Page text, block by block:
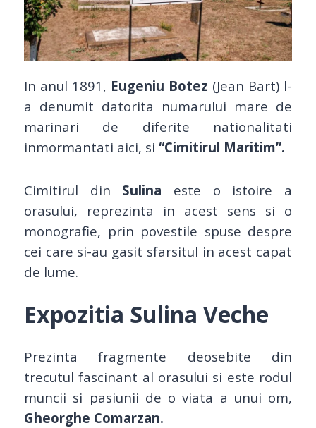
In anul 1891, Eugeniu Botez (Jean Bart) l-
a denumit datorita numarului mare de
marinari de diferite nationalitati
inmormantati aici, si “Cimitirul Maritim”.
Cimitirul din Sulina este o istoire a
orasului, reprezinta in acest sens si o
monografie, prin povestile spuse despre
cei care si-au gasit sfarsitul in acest capat
de lume.
Expozitia Sulina Veche
Prezinta fragmente deosebite din
trecutul fascinant al orasului si este rodul
muncii si pasiunii de o viata a unui om,
Gheorghe Comarzan.